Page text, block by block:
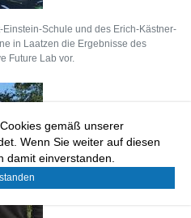
gemäß unserer
Wenn Sie weiter auf diesen
damit einverstanden.
Schule und des Erich-Kästner-
in Laatzen die Ergebnisse des
Future Lab vor.